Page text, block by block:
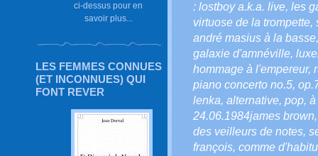
ci-dessus pour en
savoir plus...
LES FEMMES CONNUES
(ET INCONNUES) QUI
FONT REVER
: lostboy a.k.a. live, les
virtuose de la trompette,
andré masius à la basse
galaxie d'amnéville,
hommage à l'empereur,
piano concerto no.5,
lenka, alternative, pop, à
24.06.1984james brown
des veilleurs de notes,
françois, comme